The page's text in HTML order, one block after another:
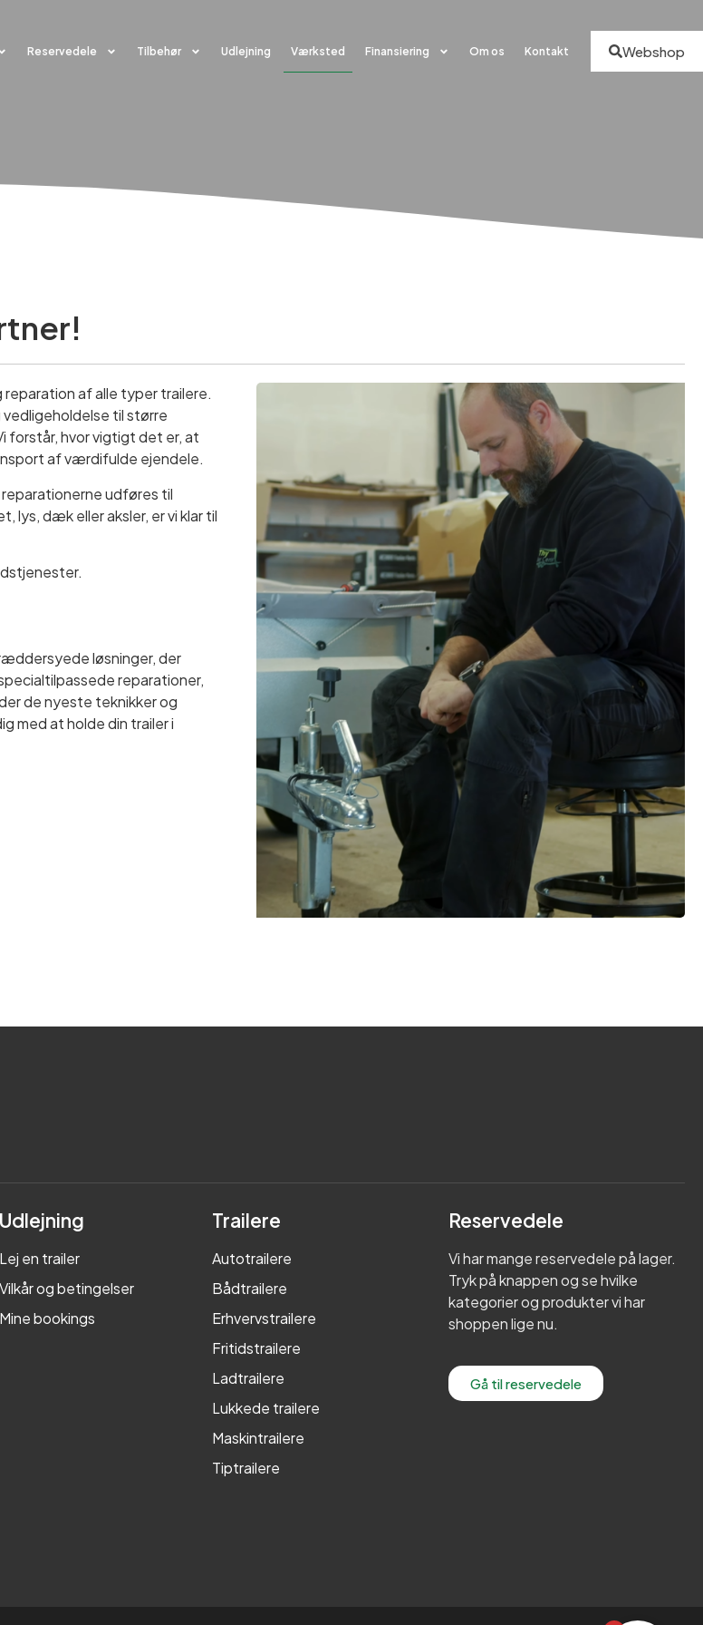
Reservedele Tilbehør Udlejning Værksted Finansiering Om os Kontakt Webshop
af alle typer trailere.
til større
forstår, hvor vigtigt det er, at
af værdifulde ejendele.
udføres til
lys, dæk eller aksler, er vi klar til
løsninger, der
reparationer,
de nyeste teknikker og
med at holde din trailer i
Udlejning
Lej en trailer
Vilkår og betingelser
Mine bookings
Trailere
Autotrailere
Bådtrailere
Erhvervstrailere
Fritidstrailere
Ladtrailere
Lukkede trailere
Maskintrailere
Tiptrailere
Reservedele
Vi har mange reservedele på lager.
Tryk på knappen og se hvilke
kategorier og produkter vi har
shoppen lige nu.
Gå til reservedele